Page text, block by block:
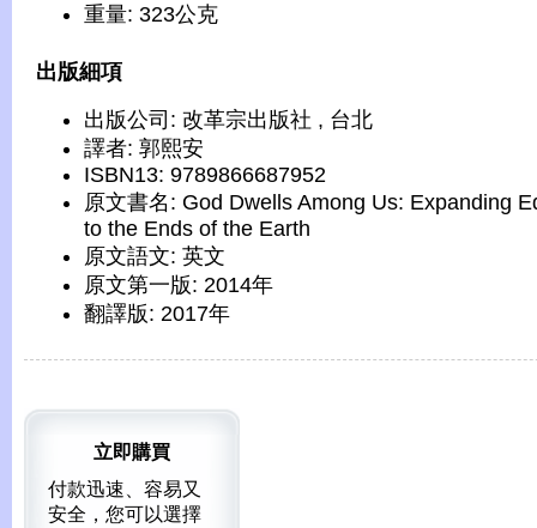
重量: 323公克
出版細項
出版公司: 改革宗出版社 , 台北
譯者: 郭熙安
ISBN13: 9789866687952
原文書名: God Dwells Among Us: Expanding
to the Ends of the Earth
原文語文: 英文
原文第一版: 2014年
翻譯版: 2017年
立即購買
付款迅速、容易又
安全，您可以選擇